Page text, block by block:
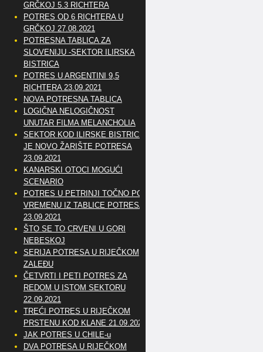
GRČKOJ 5.3 RICHTERA
POTRES OD 6 RICHTERA U
GRČKOJ 27.08.2021
POTRESNA TABLICA ZA
SLOVENIJU -SEKTOR ILIRSKA
BISTRICA
POTRES U ARGENTINI 9,5
RICHTERA 23.09.2021
NOVA POTRESNA TABLICA
LOGIČNA NELOGIČNOST
UNUTAR FILMA MELANCHOLIA
SEKTOR KOD ILIRSKE BISTRICE
JE NOVO ŽARIŠTE POTRESA
23.09.2021
KANARSKI OTOCI MOGUĆI
SCENARIO
POTRES U PETRINJI TOČNO PO
VREMENU IZ TABLICE POTRESA
23.09.2021
ŠTO SE TO CRVENI U GORI
NEBESKOJ
SERIJA POTRESA U RIJEČKOM
ZALEĐU
ČETVRTI I PETI POTRES ZA
REDOM U ISTOM SEKTORU
22.09.2021
TREĆI POTRES U RIJEČKOM
PRSTENU KOD KLANE 21.09.2021
JAK POTRES U CHILE-u
DVA POTRESA U RIJEČKOM